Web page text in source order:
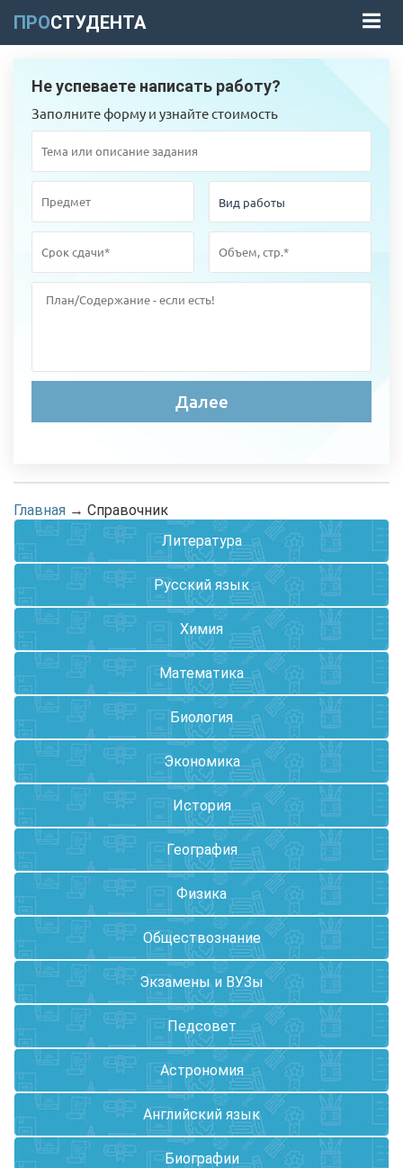
ПРОСТУДЕНТА
Не успеваете написать работу?
Заполните форму и узнайте стоимость
Главная → Справочник
Литература
Русский язык
Химия
Математика
Биология
Экономика
История
География
Физика
Обществознание
Экзамены и ВУЗы
Педсовет
Астрономия
Английский язык
Биографии